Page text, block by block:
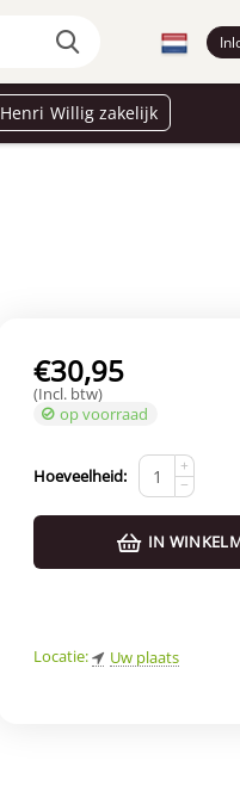
Henri Willig zakelijk
€30,95
(Incl. btw)
op voorraad
Hoeveelheid:
+
−
IN
Locatie: Uw plaats